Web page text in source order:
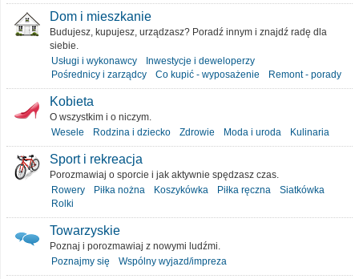
Dom i mieszkanie
Budujesz, kupujesz, urządzasz? Poradź innym i znajdź radę dla
siebie.
Usługi i wykonawcy
Inwestycje i deweloperzy
Pośrednicy i zarządcy
Co kupić - wyposażenie Remont - porady
Kobieta
O wszystkim i o niczym.
Wesele
Rodzina i dziecko Zdrowie Moda i uroda Kulinaria
Sport i rekreacja
Porozmawiaj o sporcie i jak aktywnie spędzasz czas.
Rowery
Piłka nożna Koszykówka Piłka ręczna
Siatkówka
Rolki
Towarzyskie
Poznaj i porozmawiaj z nowymi ludźmi.
Poznajmy się
Wspólny wyjazd/impreza